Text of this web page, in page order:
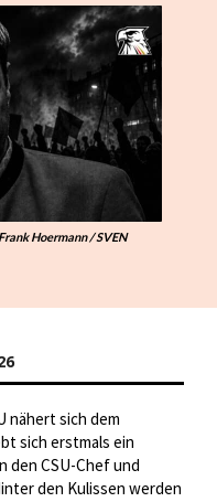
Hoermann / SVEN
nähert sich dem
sich erstmals ein
den CSU-Chef und
den Kulissen werden